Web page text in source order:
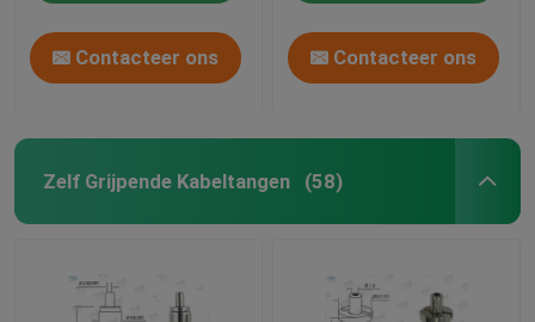
Contacteer ons Contacteer ons
Zelf Grijpende Kabeltangen (58)